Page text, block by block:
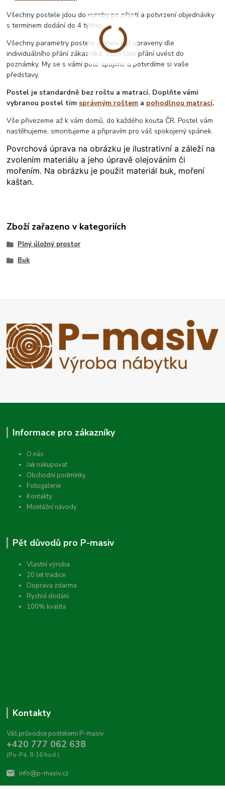
Všechny postele jdou do vyroby po přijetí a potvrzení objednávky
s termínem dodání do 4 týdnu.
Všechny parametry postele mohou být upraveny dle
individuálního přání zákazníka. Stačí tato přání uvést do
poznámky. My se s vámi poté spojíme a potvrdíme si vaše
představy.
Postel je standardně bez roštu a matrací. Doplňte vámi
vybranou postel tím správným roštem a pohodlnou matrací.
Vše přivezeme až k vám domů, do každého kouta ČR. Postel vám
nastěhujeme, smontujeme a připravím pro váš spokojený spánek.
Povrchová úprava na obrázku je ilustrativní a záleží na
zvolením materiálu a jeho úpravě olejováním či
mořením. Na obrázku je použit materiál buk, moření
kaštan.
Zboží zařazeno v kategoriích
Plný úložný prostor
Buk
Informace pro zákazníky
O nás
Jak nakupovat
Obchodní podmínky
Fotogalerie
Kontakty
Montážní návody
Pět důvodů pro P-masiv
Vlastní výroba
20 let tradice
Doprava zdarma
Rychlé dodání
100% kvalita
Kontakty
Váš průvodce postelemi P-masiv
+420 777 062 638
(Po-Pá, 8-16 hod.)
info@p-masiv.cz